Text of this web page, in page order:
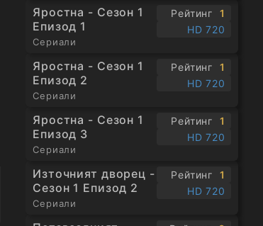
Яростна - Сезон 1
Епизод 1
Сериали
Рейтинг
1
HD 720
Яростна - Сезон 1
Епизод 2
Сериали
Рейтинг
1
HD 720
Яростна - Сезон 1
Епизод 3
Сериали
Рейтинг
1
HD 720
Източният дворец -
Сезон 1 Епизод 2
Сериали
Рейтинг
1
HD 720